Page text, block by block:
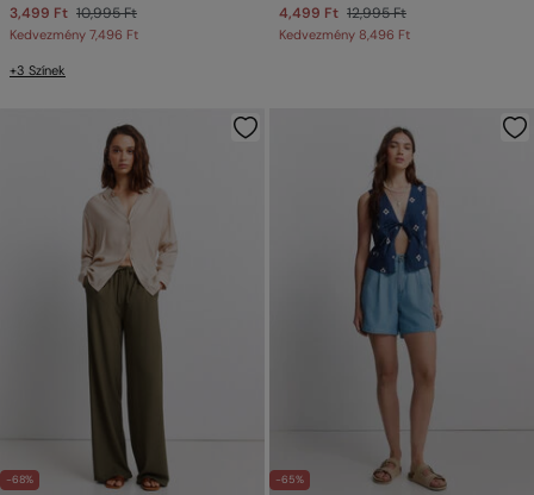
3,499 Ft 10,995 Ft
Kedvezmény 7,496 Ft
+3 Színek
4,499 Ft 12,995 Ft
Kedvezmény 8,496 Ft
-68% -65%